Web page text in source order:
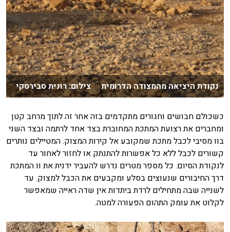
נקודת היציאה מהמצודה הדרומית צילום: רונית סבירסקי
כשכולם חבושים וחגורים מתקדמים בזה אחר זה לתוך מרחב קטן
ומחברים את רצועת המתכת המחוברת בצד אחד לרתמה ובצד השני
בוו מסיבי לכבל מתכת שמקובע אל קירות המצוק. המטיילים נותרים
קשורים לכבל ללא כל אפשרות להתנתק או לחזור לאחור עד
לנקודת הסיום. כל מספר מטרים נדרש להעביר ידנית את וו המתכת
דרך החיבורים שנעוצים בסלע ומקבעים את הכבל למצוק. עד
לשנייה שבה מתחילים לרדת ביתדות אין שדה ראייה שמאפשר
לקלוט את עומק התהום הפעורה למטה.